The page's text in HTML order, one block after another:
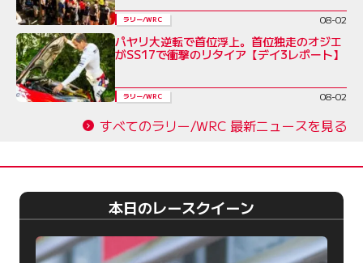
ラリー/WRC 08-02
パヤリ大逆転で首位浮上。首位独走のオジエ
がSS17で衝撃のリタイア【デイ3レポート】
ラリー/WRC 08-02
すべてのラリー/WRC 最新ニュースを見る
本日のレースクイーン